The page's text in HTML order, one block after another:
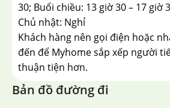
30; Buổi chiều: 13 giờ 30 – 17 giờ
Chủ nhật: Nghỉ
Khách hàng nên gọi điện hoặc
đến để Myhome sắp xếp người
thuận tiện hơn.
Bản đồ đường đi